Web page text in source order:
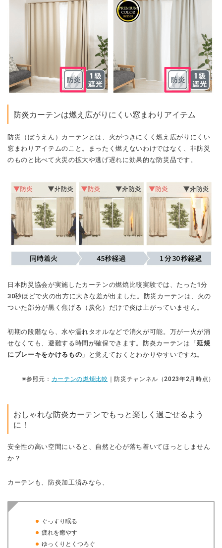
防炎カーテンは燃え広がりにくい窓まわりアイテム
防災（ぼうえん）カーテンとは、火がつきにくく燃え広がりにくい
窓まわりアイテムのこと。まったく燃えないわけではなく、非防災
のものと比べて火災の拡大や逃げ遅れに効果的な防災品です。
日本防災協会が実施したカーテンの燃焼比較実験では、たった1分
30秒ほどで火の出方に大きな差が出ました。防災カーテンは、火の
ついた部分が黒く焦げる（炭化）だけで炎は上がっていません。
初期の段階なら、水や濡れタオルなどで消火が可能。万が一火が消
せなくても、避難する時間が確保できます。防炎カーテンは「延焼
にブレーキをかけるもの 」と覚えておくとわかりやすいですね。
※参照元： カーテンの燃焼比較 ｜防災チャンネル（2023年2月時点）
おしゃれな防炎カーテンでもっと楽しく過ごせるよう
に！
安全性の高い空間にいると、自然と心が落ち着いてほっとしません
か？
カーテンも、防炎加工済みなら、
ぐっすり眠る
疲れを癒やす
ゆっくりとくつろぐ